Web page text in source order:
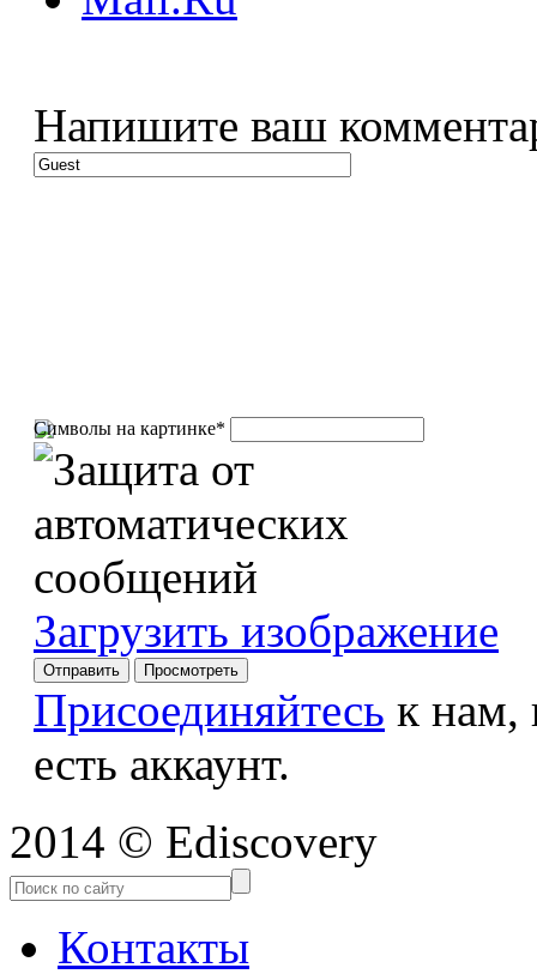
Напишите ваш
Символы на картинке*
Загрузить изображение
Присоединяйтесь к
есть аккаунт.
2014 © Ediscovery
Контакты